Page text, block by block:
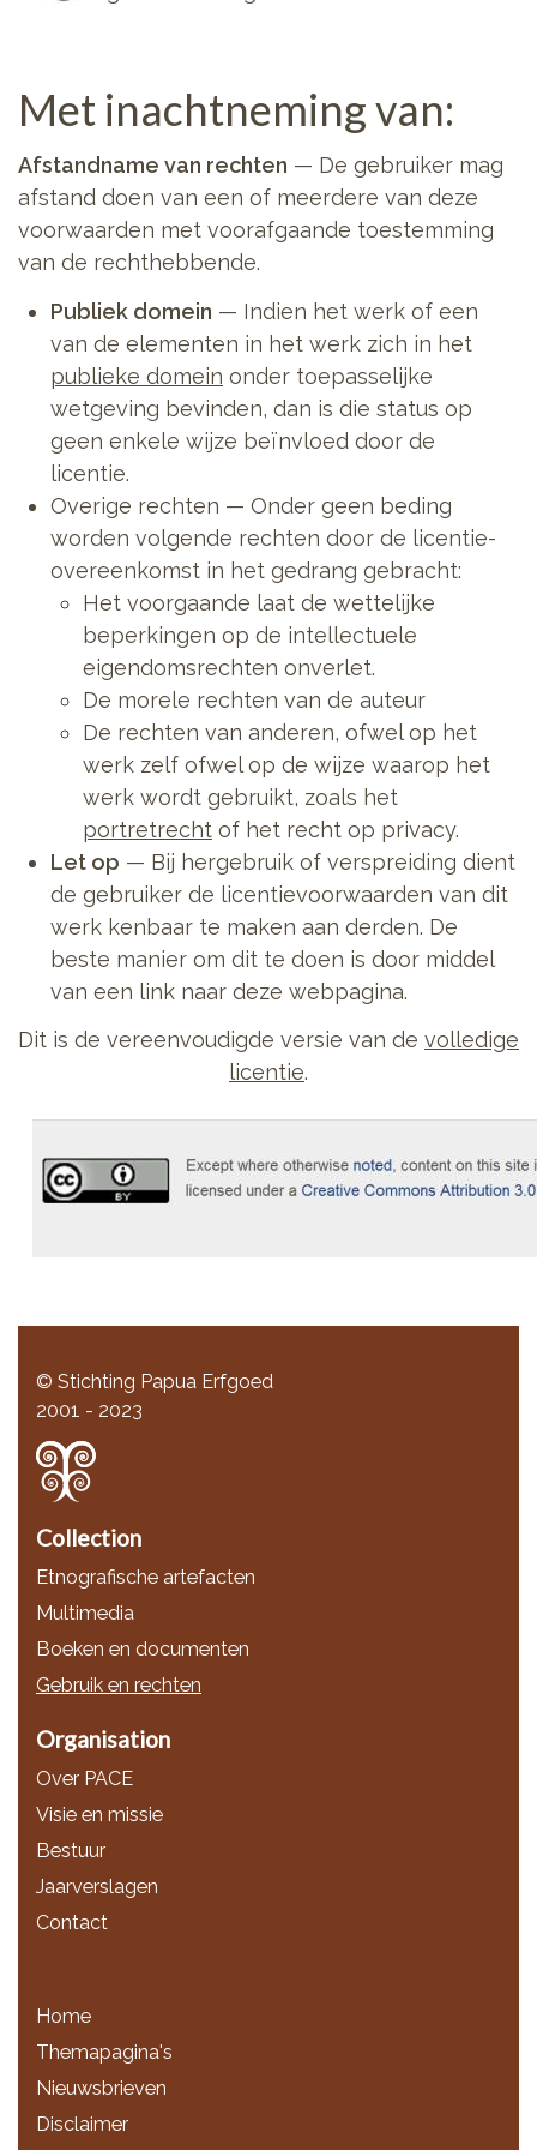
Met inachtneming van:
Afstandname van rechten — De gebruiker mag
afstand doen van een of meerdere van deze
voorwaarden met voorafgaande toestemming
van de rechthebbende.
Publiek domein — Indien het werk of een
van de elementen in het werk zich in het
publieke domein onder toepasselijke
wetgeving bevinden, dan is die status op
geen enkele wijze beïnvloed door de
licentie.
Overige rechten — Onder geen beding
worden volgende rechten door de licentie-
overeenkomst in het gedrang gebracht:
Het voorgaande laat de wettelijke
beperkingen op de intellectuele
eigendomsrechten onverlet.
De morele rechten van de auteur
De rechten van anderen, ofwel op het
werk zelf ofwel op de wijze waarop het
werk wordt gebruikt, zoals het
portretrecht of het recht op privacy.
Let op — Bij hergebruik of verspreiding dient
de gebruiker de licentievoorwaarden van dit
werk kenbaar te maken aan derden. De
beste manier om dit te doen is door middel
van een link naar deze webpagina.
Dit is de vereenvoudigde versie van de volledige
licentie.
© Stichting Papua Erfgoed
2001 - 2023
Collection
Etnografische artefacten
Multimedia
Boeken en documenten
Gebruik en rechten
Organisation
Over PACE
Visie en missie
Bestuur
Jaarverslagen
Contact
Home
Themapagina's
Nieuwsbrieven
Disclaimer